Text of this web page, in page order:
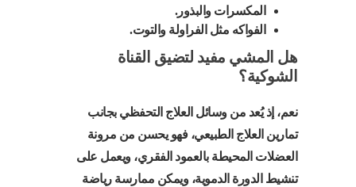
المكسرات والبذور.
الفواكه مثل الفراولة والتوت.
هل المشي مفيد لتضيق القناة
الشوكية؟
نعم، إذ يُعد من وسائل العلاج التحفظي بجانب
تمارين العلاج الطبيعي، فهو يحسن من مرونة
العضلات المحيطة بالعمود الفقري، ويعمل على
تنشيط الدورة الدموية، ويمكن ممارسة رياضة